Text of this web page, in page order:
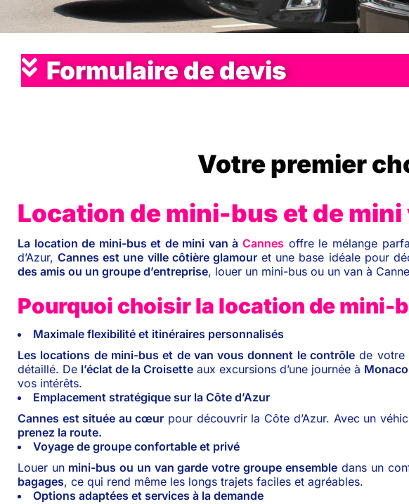
Formulaire de devis
Votre premier
Location de mini-bus et de
La location de mini-bus et de mini van à Cannes offre le mélange
d’Azur, Cannes est une ville côtière glamour et une base idéale pour
des amis ou un groupe d’entreprise, louer un mini-bus ou un van à
Pourquoi choisir la location de mini-
Maximale flexibilité et itinéraires personnalisés
Les locations de mini-bus et de van vous donnent le contrôle de votre
détaillé. De l’éclat de la Croisette aux excursions d’une journée à
vos intérêts.
Emplacement stratégique sur la Côte d’Azur
Cannes est située au cœur pour découvrir la Côte d’Azur. Avec un
prenez la route.
Voyage de groupe confortable et privé
Louer un mini-bus ou un van garde votre groupe ensemble dans un
bagages, ce qui rend même les longs trajets faciles et agréables.
Options adaptées et services à la demande